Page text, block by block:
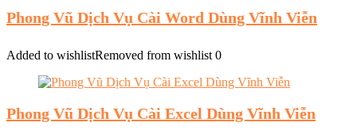
Phong Vũ Dịch Vụ Cài Word Dùng Vĩnh Viễn
Added to wishlistRemoved from wishlist 0
Phong Vũ Dịch Vụ Cài Excel Dùng Vĩnh Viễn